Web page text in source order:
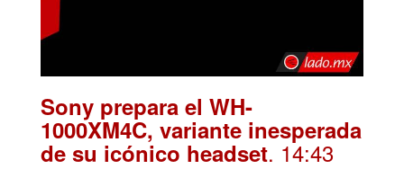
Sony prepara el WH-
1000XM4C, variante inesperada
de su icónico headset. 14:43